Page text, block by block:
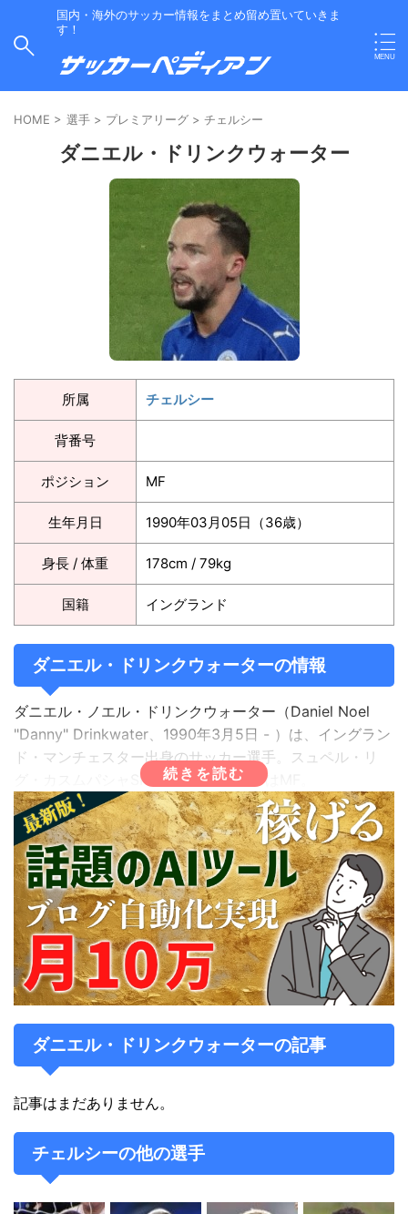
国内・海外のサッカー情報をまとめ留め置いていきま
す！
HOME > 選手 > プレミアリーグ > チェルシー
ダニエル・ドリンクウォーター
所属 チェルシー
背番号
ポジション MF
生年月日 1990年03月05日（36歳）
身長 / 体重 178cm / 79kg
国籍 イングランド
ダニエル・ドリンクウォーターの情報
ダニエル・ノエル・ドリンクウォーター（Daniel Noel
"Danny" Drinkwater、1990年3月5日 - ）は、イングラン
ド・マンチェスター出身のサッカー選手。スュペル・リ
グ・カスムパシャSK所属。ポジションはMF。
人物
アルコールによるトラブルが多く、2019年4月に飲酒運転
によって20か月の免停処分を受けた他、2019年9月には
スカンソープ・ユナイテッドFCに所属するクゴシ・エン
トレの恋人にナンパし、少なくとも6人の男から暴行され
全治4週間の負傷をした。
チェルシーFC在籍時の監督アントニオ・コンテ、マウリ
ツィオ・サッリ、フランク・ランパードらとはウマが合わ
なかったと言われていたが、特にランパードとは全く合わ
そして2021年1月にランパードがチェルシー監督を解任さ
れた際には、自身のSNSで喜びの表情を投稿するほどだっ
たと言われている。もっともその投稿は、すぐさまチェル
シーファンからの非難を浴び、削除する羽目になってい
る。
ダニエル・ドリンクウォーターの記事
記事はまだありません。
チェルシーの他の選手